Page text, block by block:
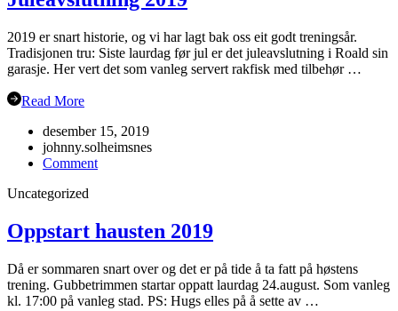
2019 er snart historie, og vi har lagt bak oss eit godt treningsår.
Tradisjonen tru: Siste laurdag før jul er det juleavslutning i Roald sin
garasje. Her vert det som vanleg servert rakfisk med tilbehør …
Read More
desember 15, 2019
johnny.solheimsnes
Commenton
Uncategorized
Oppstart hausten 2019
Då er sommaren snart over og det er på tide å ta fatt på høstens
trening. Gubbetrimmen startar oppatt laurdag 24.august. Som vanleg
kl. 17:00 på vanleg stad. PS: Hugs elles på å sette av …